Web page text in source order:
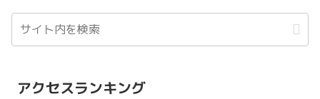
アクセスランキング